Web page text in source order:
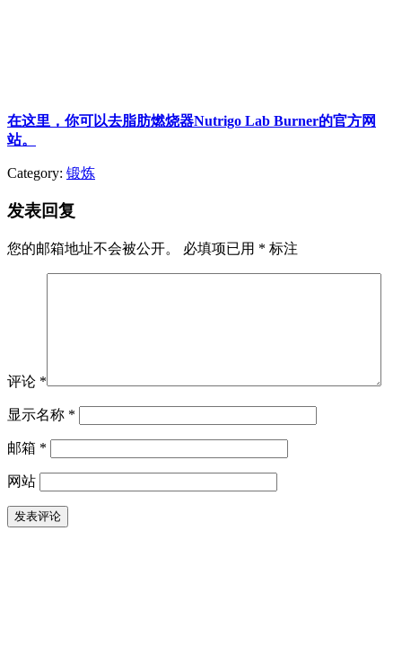
在这里，你可以去脂肪燃烧器Nutrigo Lab Burner的官方网
站。
Category: 锻炼
发表回复
您的邮箱地址不会被公开。 必填项已用 * 标注
评论 *
显示名称 *
邮箱 *
网站